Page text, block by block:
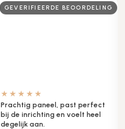
GEVERIFIEERDE BEOORDELING
★★★★★
Prachtig paneel, past perfect
bij de inrichting en voelt heel
degelijk aan.